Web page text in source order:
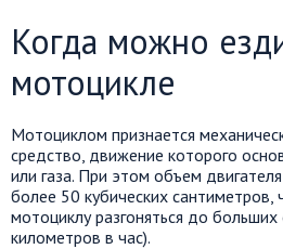
Когда можно
мотоцикле
Мотоциклом признается
средство, движение которого
или газа. При этом объем
более 50 кубических
мотоциклу разгоняться до
километров в час).